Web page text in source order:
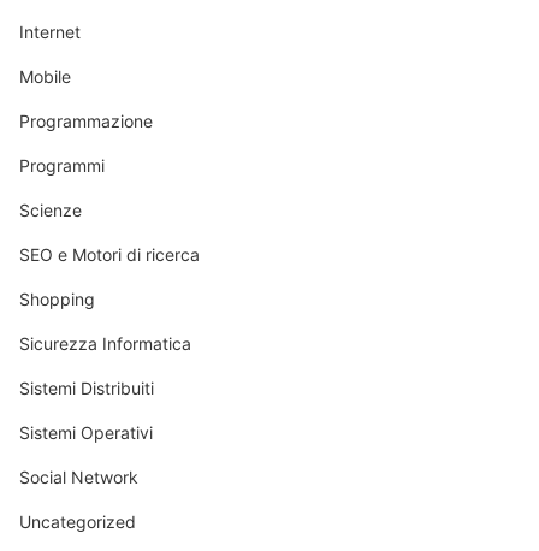
Internet
Mobile
Programmazione
Programmi
Scienze
SEO e Motori di ricerca
Shopping
Sicurezza Informatica
Sistemi Distribuiti
Sistemi Operativi
Social Network
Uncategorized